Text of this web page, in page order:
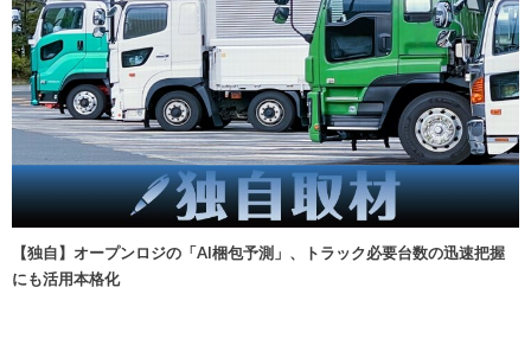
【独自】オープンロジの「AI梱包予測」、トラック必要台数の迅速把握
にも活用本格化